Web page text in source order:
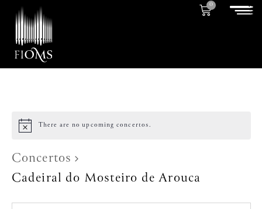
0
There are no upcoming concertos.
Concertos
Cadeiral do Mosteiro de Arouca